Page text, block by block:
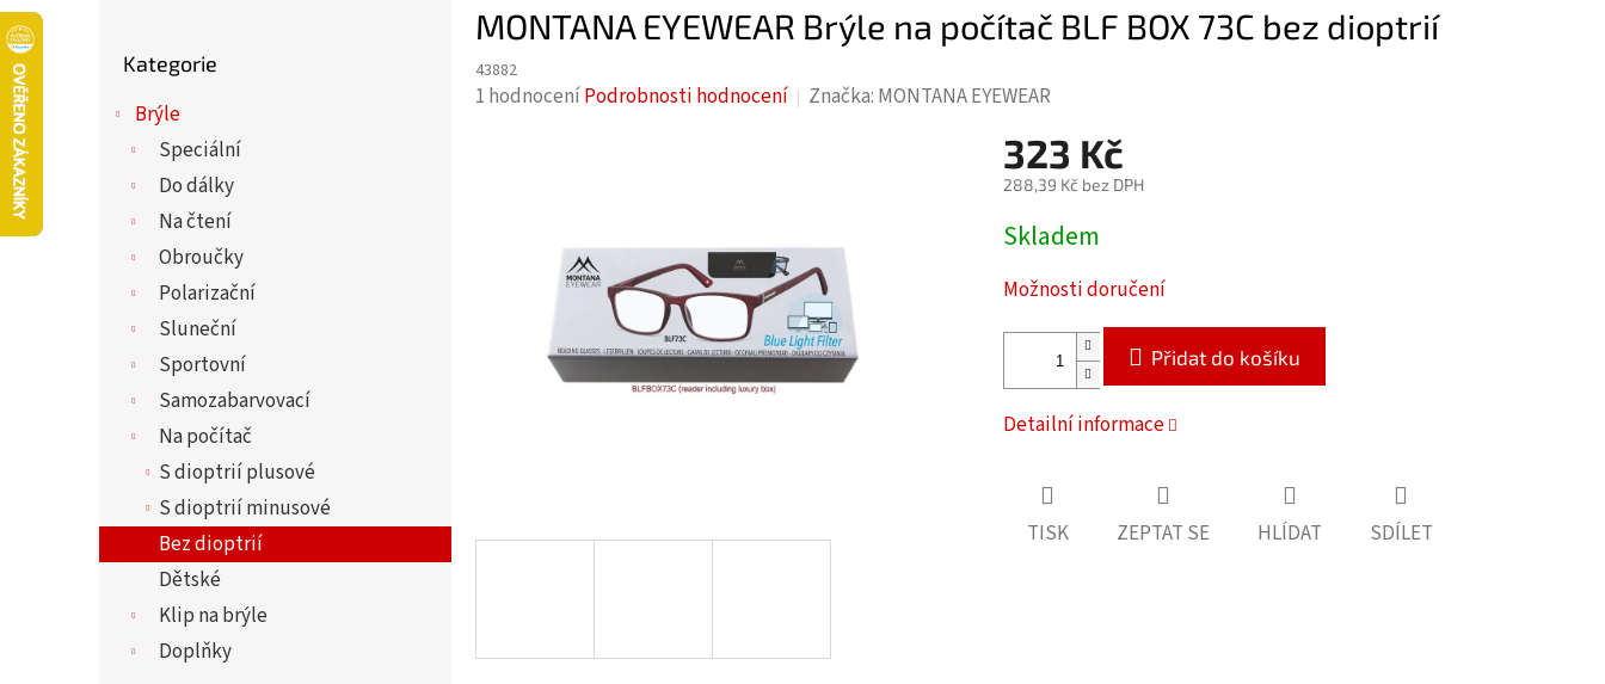
kategorie
Kategorie
Brýle
Speciální
Do dálky
Na čtení
Obroučky
Polarizační
Sluneční
Sportovní
Samozabarvovací
Na počítač
S dioptrií plusové
S dioptrií minusové
Bez dioptrií
Dětské
Klip na brýle
Doplňky
MONTANA EYEWEAR Brýle na počítač BLF BOX 73C bez dioptrií
43882
Průměrné
hvězdiček.
1 hodnoceníPodrobnosti hodnocení Značka: MONTANA EYEWEAR
323 Kč
288,39 Kč bez DPH
Měrná
cena:
Skladem
Možnosti doručení
Přidat do košíku
Detailní informace
TISK ZEPTAT SE HLÍDAT SDÍLET